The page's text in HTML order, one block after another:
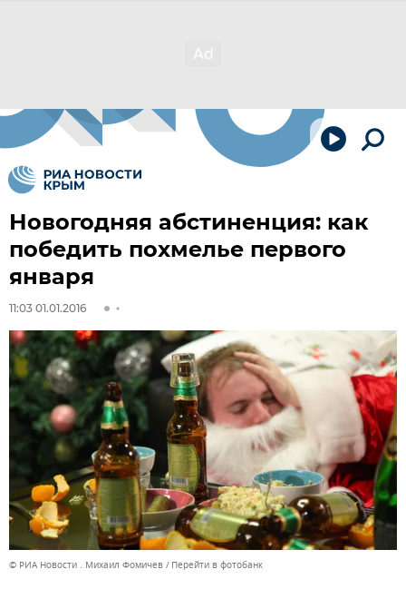
Новогодняя абстиненция: как
победить похмелье первого
января
11:03 01.01.2016
© РИА Новости . Михаил Фомичев Перейти в фотобанк